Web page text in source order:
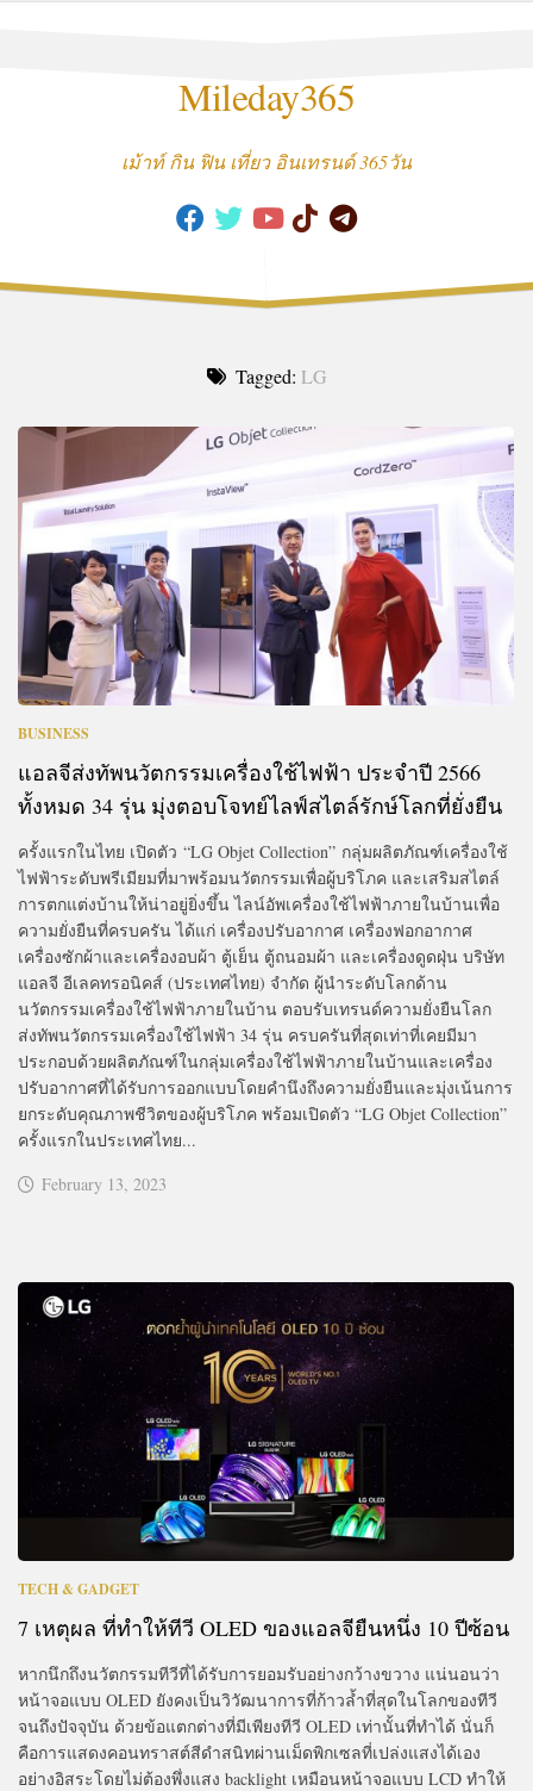
Mileday365
เม้าท์ กิน ฟิน เที่ยว อินเทรนด์ 365วัน
Tagged: LG
BUSINESS
แอลจีส่งทัพนวัตกรรมเครื่องใช้ไฟฟ้า ประจำปี 2566
ทั้งหมด 34 รุ่น มุ่งตอบโจทย์ไลฟ์สไตล์รักษ์โลกที่ยั่งยืน
ครั้งแรกในไทย เปิดตัว “LG Objet Collection” กลุ่มผลิตภัณฑ์เครื่องใช้
ไฟฟ้าระดับพรีเมียมที่มาพร้อมนวัตกรรมเพื่อผู้บริโภค และเสริมสไตล์
การตกแต่งบ้านให้น่าอยู่ยิ่งขึ้น ไลน์อัพเครื่องใช้ไฟฟ้าภายในบ้านเพื่อ
ความยั่งยืนที่ครบครัน ได้แก่ เครื่องปรับอากาศ เครื่องฟอกอากาศ
เครื่องซักผ้าและเครื่องอบผ้า ตู้เย็น ตู้ถนอมผ้า และเครื่องดูดฝุ่น บริษัท
แอลจี อีเลคทรอนิคส์ (ประเทศไทย) จำกัด ผู้นำระดับโลกด้าน
นวัตกรรมเครื่องใช้ไฟฟ้าภายในบ้าน ตอบรับเทรนด์ความยั่งยืนโลก
ส่งทัพนวัตกรรมเครื่องใช้ไฟฟ้า 34 รุ่น ครบครันที่สุดเท่าที่เคยมีมา
ประกอบด้วยผลิตภัณฑ์ในกลุ่มเครื่องใช้ไฟฟ้าภายในบ้านและเครื่อง
ปรับอากาศที่ได้รับการออกแบบโดยคำนึงถึงความยั่งยืนและมุ่งเน้นการ
ยกระดับคุณภาพชีวิตของผู้บริโภค พร้อมเปิดตัว “LG Objet Collection”
ครั้งแรกในประเทศไทย...
February 13, 2023
TECH & GADGET
7 เหตุผล ที่ทำให้ทีวี OLED ของแอลจียืนหนึ่ง 10 ปีซ้อน
หากนึกถึงนวัตกรรมทีวีที่ได้รับการยอมรับอย่างกว้างขวาง แน่นอนว่า
หน้าจอแบบ OLED ยังคงเป็นวิวัฒนาการที่ก้าวล้ำที่สุดในโลกของทีวี
จนถึงปัจจุบัน ด้วยข้อแตกต่างที่มีเพียงทีวี OLED เท่านั้นที่ทำได้ นั่นก็
คือการแสดงคอนทราสต์สีดำสนิทผ่านเม็ดพิกเซลที่เปล่งแสงได้เอง
อย่างอิสระโดยไม่ต้องพึ่งแสง backlight เหมือนหน้าจอแบบ LCD ทำให้